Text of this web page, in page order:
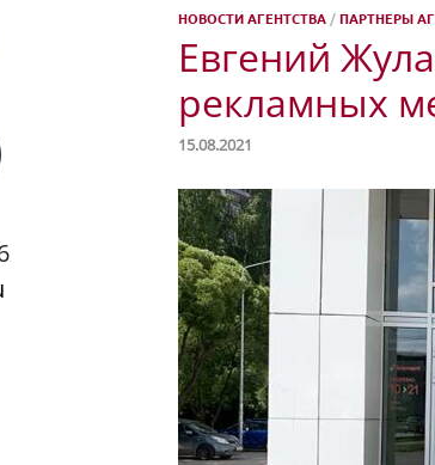
НОВОСТИ АГЕНТСТВА /ПАРТНЕРЫ
Евгений
рекламных
15.08.2021